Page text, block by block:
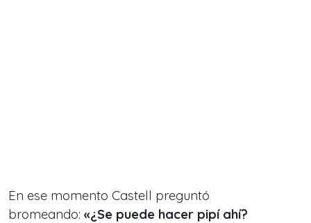
En ese momento Castell preguntó
bromeando: «¿Se puede hacer pipí ahí?